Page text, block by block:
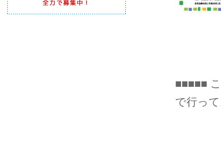
■■■■■
で行っ